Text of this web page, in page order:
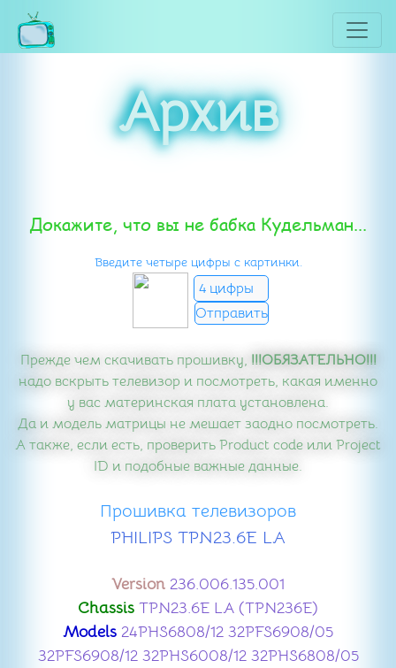
Архив
Докажите, что вы не бабка Кудельман...
Введите четыре цифры с картинки.
Прежде чем скачивать прошивку, !!!ОБЯЗАТЕЛЬНО!!!
надо вскрыть телевизор и посмотреть, какая именно
у вас материнская плата установлена.
Да и модель матрицы не мешает заодно посмотреть.
А также, если есть, проверить Product code или Project
ID и подобные важные данные.
Прошивка телевизоров
PHILIPS TPN23.6E LA
Version 236.006.135.001
Chassis TPN23.6E LA (TPN236E)
Models 24PHS6808/12 32PFS6908/05
32PFS6908/12 32PHS6008/12 32PHS6808/05